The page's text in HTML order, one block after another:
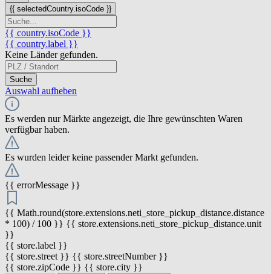
{{ selectedCountry.isoCode }}
{{ country.isoCode }}
{{ country.label }}
Keine Länder gefunden.
Suche
Auswahl aufheben
Es werden nur Märkte angezeigt, die Ihre gewünschten Waren
verfügbar haben.
Es wurden leider keine passender Markt gefunden.
{{ errorMessage }}
{{ Math.round(store.extensions.neti_store_pickup_distance.distance
* 100) / 100 }} {{ store.extensions.neti_store_pickup_distance.unit
}}
{{ store.label }}
{{ store.street }} {{ store.streetNumber }}
{{ store.zipCode }} {{ store.city }}